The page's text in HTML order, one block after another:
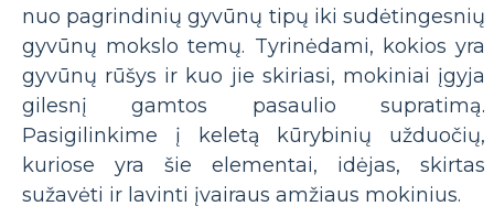
nuo ​​pagrindinių gyvūnų tipų iki sudėtingesnių
gyvūnų mokslo temų. Tyrinėdami, kokios yra
gyvūnų rūšys ir kuo jie skiriasi, mokiniai įgyja
gilesnį gamtos pasaulio supratimą.
Pasigilinkime į keletą kūrybinių užduočių,
kuriose yra šie elementai, idėjas, skirtas
sužavėti ir lavinti įvairaus amžiaus mokinius.